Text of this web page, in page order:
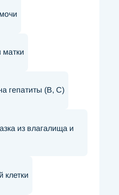
матки
гепатиты (В, С)
из влагалища и
клетки